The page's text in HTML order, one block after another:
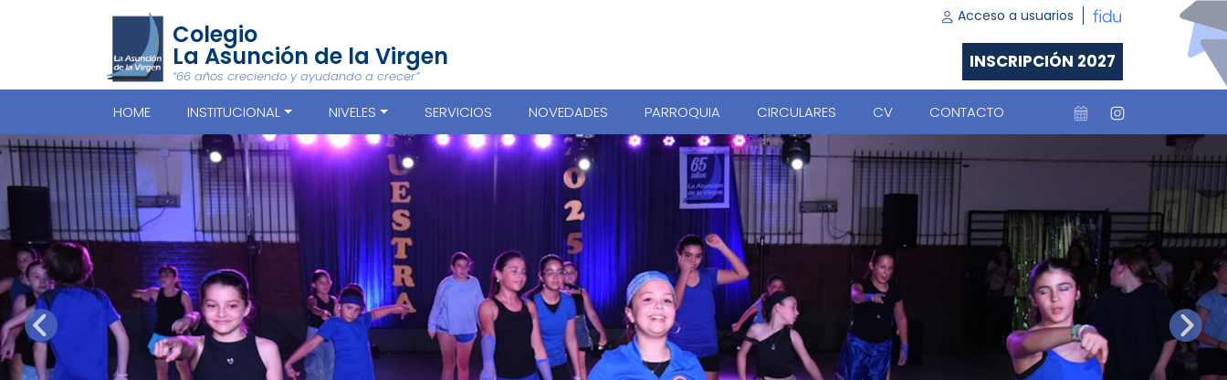
Colegio
La Asunción de la Virgen
“66 años creciendo y ayudando a crecer”
Acceso a usuarios
INSCRIPCIÓN 2027
HOME INSTITUCIONAL NIVELES SERVICIOS NOVEDADES PARROQUIA CIRCULARES CV CONTACTO